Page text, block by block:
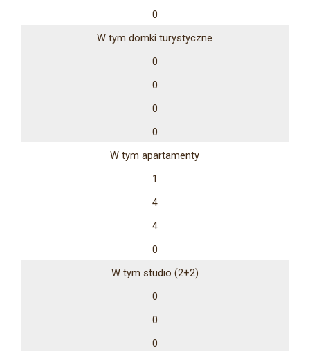
0
W tym domki turystyczne
0
0
0
0
W tym apartamenty
1
4
4
0
W tym studio (2+2)
0
0
0